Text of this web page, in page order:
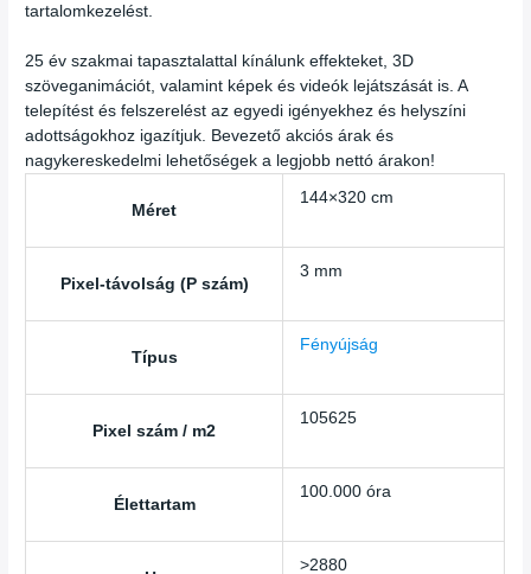
tartalomkezelést.
25 év szakmai tapasztalattal kínálunk effekteket, 3D
szöveganimációt, valamint képek és videók lejátszását is. A
telepítést és felszerelést az egyedi igényekhez és helyszíni
adottságokhoz igazítjuk. Bevezető akciós árak és
nagykereskedelmi lehetőségek a legjobb nettó árakon!
Méret
144×320 cm
Pixel-távolság (P szám)
3 mm
Típus
Fényújság
Pixel szám / m2
105625
Élettartam
100.000 óra
>2880